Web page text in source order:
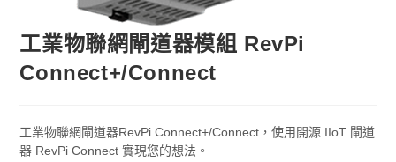
工業物聯網閘道器模組 RevPi
Connect+/Connect
工業物聯網閘道器RevPi Connect+/Connect，使用開源 IIoT 閘道
器 RevPi Connect 實現您的想法。